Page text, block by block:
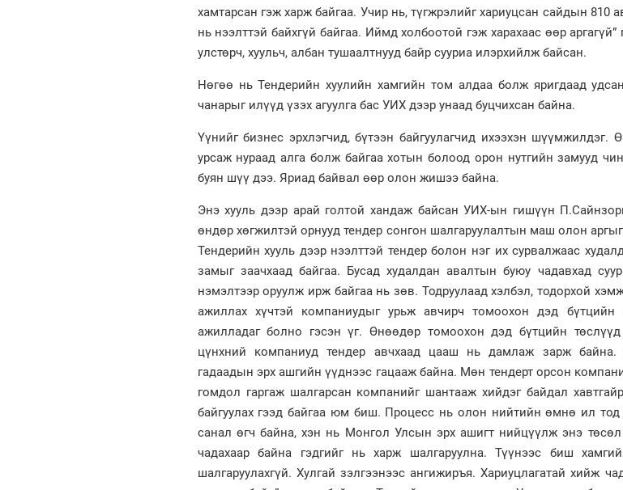
хамтарсан гэж харж байгаа. Учир нь, түгжрэлийг хариуцсан сайдын 810
нь нээлттэй байхгүй байгаа. Иймд холбоотой гэж харахаас өөр
улстөрч, хуульч, албан тушаалтнууд байр сууриа илэрхийлж байсан.
Нөгөө нь Тендерийн хуулийн хамгийн том алдаа болж яригдаад
чанарыг илүүд үзэх агуулга бас УИХ дээр унаад буцчихсан байна.
Үүнийг бизнес эрхлэгчид, бүтээн байгуулагчид ихээхэн шүүмжилдэг.
урсаж нураад алга болж байгаа хотын болоод орон нутгийн замууд
буян шүү дээ. Яриад байвал өөр олон жишээ байна.
Энэ хууль дээр арай голтой хандаж байсан УИХ-ын гишүүн
өндөр хөгжилтэй орнууд тендер сонгон шалгаруулалтын маш олон
Тендерийн хууль дээр нээлттэй тендер болон нэг их сурвалжаас
замыг заачхаад байгаа. Бусад худалдан авалтын буюу чадавхад
нэмэлтээр оруулж ирж байгаа нь зөв. Тодруулаад хэлбэл, тодорхой
ажиллах хүчтэй компаниудыг урьж авчирч томоохон дэд бүтцийн
ажилладаг болно гэсэн үг. Өнөөдөр томоохон дэд бүтцийн
цүнхний компаниуд тендер авчхаад цааш нь дамлаж зарж
гадаадын эрх ашгийн үүднээс гацааж байна. Мөн тендерт орсон
гомдол гаргаж шалгарсан компанийг шантааж хийдэг байдал
байгуулах гээд байгаа юм биш. Процесс нь олон нийтийн өмнө ил
санал өгч байна, хэн нь Монгол Улсын эрх ашигт нийцүүлж энэ төсөл
чадахаар байна гэдгийг нь харж шалгаруулна. Түүнээс биш
шалгаруулахгүй. Хулгай зэлгээнээс ангижиръя. Хариуцлагатай хийж